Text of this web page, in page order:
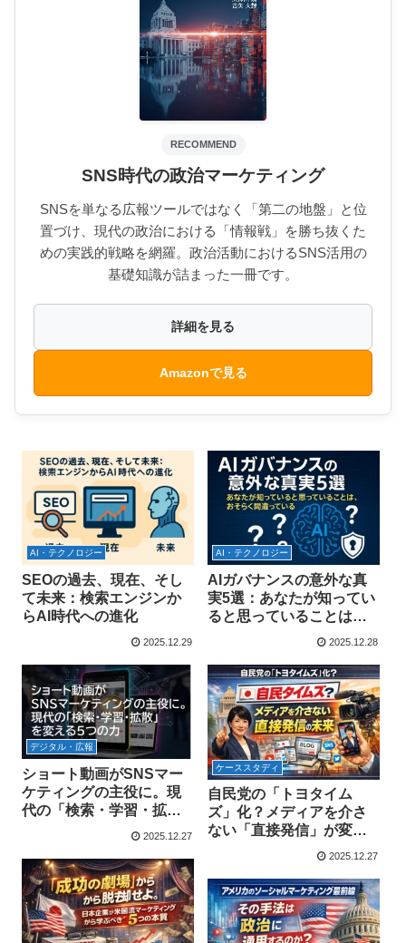
RECOMMEND
SNS時代の政治マーケティング
SNSを単なる広報ツールではなく「第二の地盤」と位
置づけ、現代の政治における「情報戦」を勝ち抜くた
めの実践的戦略を網羅。政治活動におけるSNS活用の
基礎知識が詰まった一冊です。
詳細を見る
Amazonで見る
AI・テクノロジー
SEOの過去、現在、そし
て未来：検索エンジンか
らAI時代への進化
2025.12.29
AI・テクノロジー
AIガバナンスの意外な真
実5選：あなたが知ってい
ると思っていることは、
おそらく間違っている
2025.12.28
デジタル・広報
ショート動画がSNSマー
ケティングの主役に。現
代の「検索・学習・拡
散」を変える5つの力
2025.12.27
ケーススタディ
自民党の「トヨタイム
ズ」化？メディアを介さ
ない「直接発信」が変え
2025.12.27